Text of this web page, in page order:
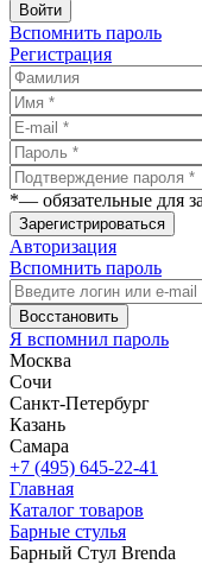
Войти
Вспомнить пароль
Регистрация
*— обязательные для
Зарегистрироваться
Авторизация
Вспомнить пароль
Восстановить
Я вспомнил пароль
Москва
Сочи
Санкт-Петербург
Казань
Самара
+7 (495) 645-22-41
Главная
Каталог товаров
Барные стулья
Барный Стул Brenda